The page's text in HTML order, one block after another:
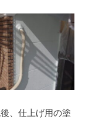
、仕上げ用の塗